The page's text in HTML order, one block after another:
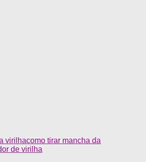
virilhacomo tirar mancha da
de virilha